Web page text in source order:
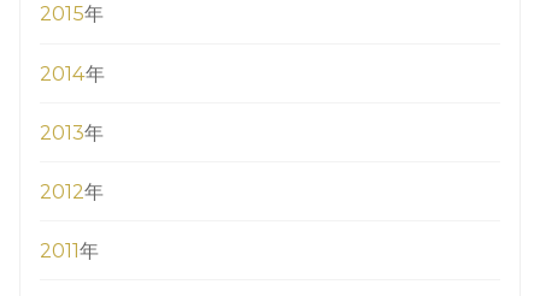
2015年
2014年
2013年
2012年
2011年